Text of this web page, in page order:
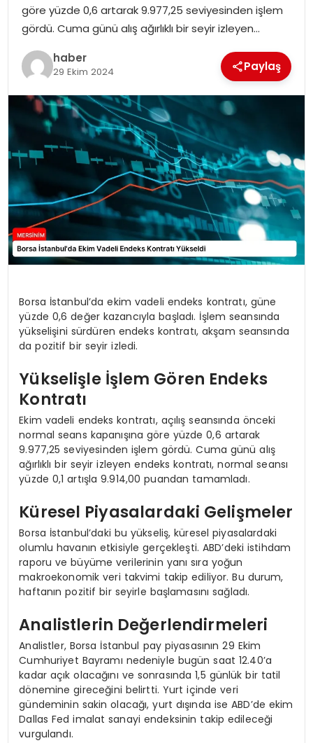
MAGAZIN
DÜNYA
göre yüzde 0,6 artarak 9.977,25 seviyesinden işlem
gördü. Cuma günü alış ağırlıklı bir seyir izleyen…
haber
29 Ekim 2024 Paylaş
Borsa İstanbul’da ekim vadeli endeks kontratı, güne
yüzde 0,6 değer kazancıyla başladı. İşlem seansında
yükselişini sürdüren endeks kontratı, akşam seansında
da pozitif bir seyir izledi.
Yükselişle İşlem Gören Endeks
Kontratı
Ekim vadeli endeks kontratı, açılış seansında önceki
normal seans kapanışına göre yüzde 0,6 artarak
9.977,25 seviyesinden işlem gördü. Cuma günü alış
ağırlıklı bir seyir izleyen endeks kontratı, normal seansı
yüzde 0,1 artışla 9.914,00 puandan tamamladı.
Küresel Piyasalardaki Gelişmeler
Borsa İstanbul’daki bu yükseliş, küresel piyasalardaki
olumlu havanın etkisiyle gerçekleşti. ABD’deki istihdam
raporu ve büyüme verilerinin yanı sıra yoğun
makroekonomik veri takvimi takip ediliyor. Bu durum,
haftanın pozitif bir seyirle başlamasını sağladı.
Analistlerin Değerlendirmeleri
Analistler, Borsa İstanbul pay piyasasının 29 Ekim
Cumhuriyet Bayramı nedeniyle bugün saat 12.40’a
kadar açık olacağını ve sonrasında 1,5 günlük bir tatil
dönemine gireceğini belirtti. Yurt içinde veri
gündeminin sakin olacağı, yurt dışında ise ABD’de ekim
Dallas Fed imalat sanayi endeksinin takip edileceği
vurgulandı.